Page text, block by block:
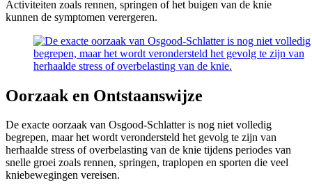
Activiteiten zoals rennen, springen of het buigen van de knie
kunnen de symptomen verergeren.
Oorzaak en Ontstaanswijze
De exacte oorzaak van Osgood-Schlatter is nog niet volledig
begrepen, maar het wordt verondersteld het gevolg te zijn van
herhaalde stress of overbelasting van de knie tijdens periodes van
snelle groei zoals rennen, springen, traplopen en sporten die veel
kniebewegingen vereisen.